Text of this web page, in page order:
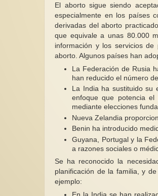
El aborto sigue siendo
especialmente en los países
derivadas del aborto
que equivale a unas 80.000
información y los servicios
aborto. Algunos países han
La Federación de Rusia
han reducido el número
La India ha sustituido su
enfoque que potencia
mediante elecciones
Nueva Zelandia
Benin ha introducido
Guyana, Portugal y la
a razones sociales o
Se ha reconocido la
planificación de la familia, y
ejemplo: